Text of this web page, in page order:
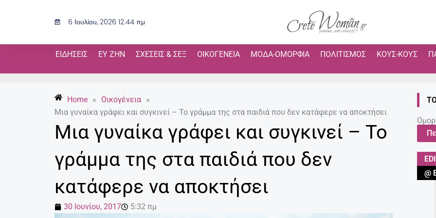
6 Ιουλίου, 2026 12:44 πμ
ΕΙΔΉΣΕΙΣ ΕΥ ΖΗΝ ΣΧΈΣΕΙΣ & ΣΕΞ ΟΙΚΟΓΈΝΕΙΑ ΜΌΔΑ-ΟΜΟΡΦΙΆ ΠΟΛΙΤΙΣΜΌΣ ΚΟΥΣ-ΚΟΥΣ
Home » Οικογένεια »
Mια γυναίκα γράφει και συγκινεί – Το γράμμα της στα παιδιά που δεν κατάφερε να αποκτήσει
Mια γυναίκα γράφει και συγκινεί – Το
γράμμα της στα παιδιά που δεν
κατάφερε να αποκτήσει
30 Ιουνίου, 2017 5:32 πμ
@